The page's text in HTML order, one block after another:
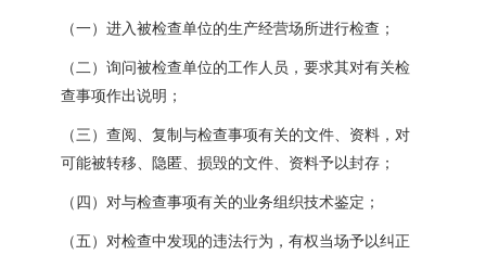
（一）进入被检查单位的生产经营场所进行检查；
（二）询问被检查单位的工作人员，要求其对有关检
查事项作出说明；
（三）查阅、复制与检查事项有关的文件、资料，对
可能被转移、隐匿、损毁的文件、资料予以封存；
（四）对与检查事项有关的业务组织技术鉴定；
（五）对检查中发现的违法行为，有权当场予以纠正